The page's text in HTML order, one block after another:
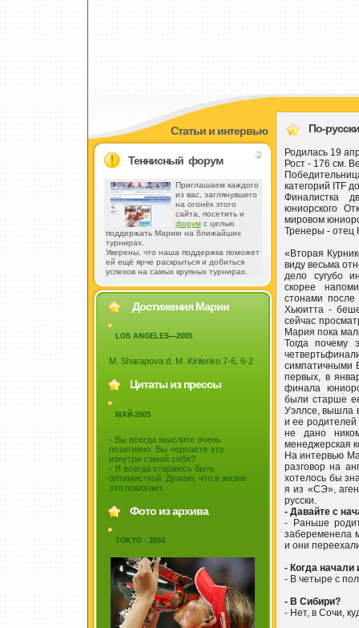
Статьи и интервью
Теннисный форум
Приглашаем каждого
из вас, заглянувшего
на огонёк этого
сайта, посетить и
форумс целью
поддержать Марию на ближайших
турнирах.
Уверены, что наша поддержка поможет
ей ещё ярче раскрыться и добиться
успехов на самых крупных турнирах.
Достижения Марии
LOS ANGELES—2005
M. Sharapova d. M. Kirilenko 7-6, 6-2
Цитаты из прессы
МАЙ-2005
- Вы всегда мыслите очень
позитивно. Вы черпаете это
изнутри самой себя?
- Я всегда стараюсь быть
оптимисткой. Думаю, что в жизни
это помогает.
Фото из архива
TOKYO - 2004
По-
Родилась 19
Рост - 176 см.
категорий ITF
Финалистка
юниорского
мировом
Тренеры - отец
«Вторая
виду весьма
дело сугубо
скорее
стонами
Хьюитта -
сейчас
Мария пока
Тогда почему
симпатичными
первых, в
финала
были старше
Уэллсе, вышла
и ее родителей
не дано
менеджерская
На интервью
разговор на
хотелось бы
я из «СЭ»,
русски.
- Давайте с
- Раньше
забеременела
и они
- Когда начали
- В четыре с
- В Сибири?
- Нет, в Сочи,